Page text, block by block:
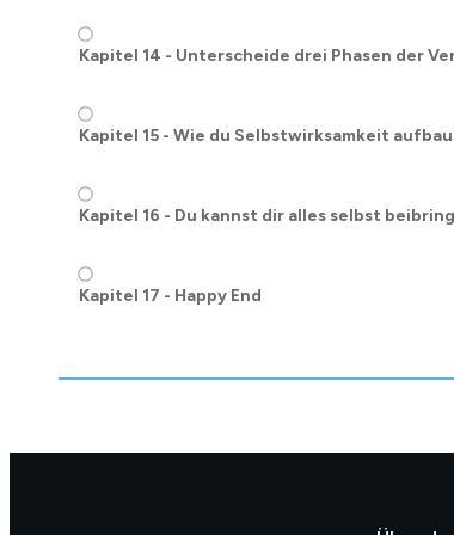
Kapitel 14 - Unterscheide drei Phasen der
Kapitel 15 - Wie du Selbstwirksamkeit
Kapitel 16 - Du kannst dir alles selbst
Kapitel 17 - Happy End